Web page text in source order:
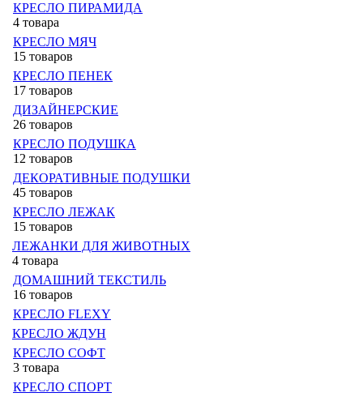
КРЕСЛО ПИРАМИДА
4 товара
КРЕСЛО МЯЧ
15 товаров
КРЕСЛО ПЕНЕК
17 товаров
ДИЗАЙНЕРСКИЕ
26 товаров
КРЕСЛО ПОДУШКА
12 товаров
ДЕКОРАТИВНЫЕ ПОДУШКИ
45 товаров
КРЕСЛО ЛЕЖАК
15 товаров
ЛЕЖАНКИ ДЛЯ ЖИВОТНЫХ
4 товара
ДОМАШНИЙ ТЕКСТИЛЬ
16 товаров
КРЕСЛО FLEXY
КРЕСЛО ЖДУН
КРЕСЛО СОФТ
3 товара
КРЕСЛО СПОРТ